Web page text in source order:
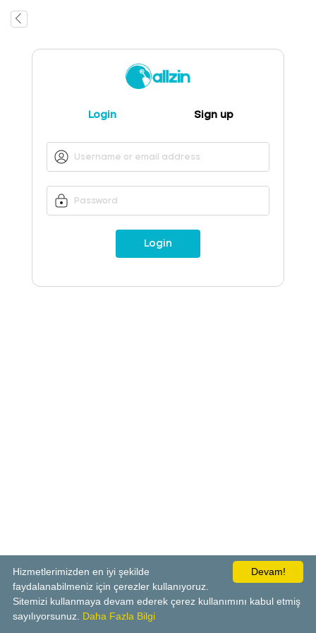
Login Sign up
Login
Devam!
Hizmetlerimizden en iyi şekilde
faydalanabilmeniz için çerezler kullanıyoruz.
Sitemizi kullanmaya devam ederek çerez kullanımını kabul etmiş
sayılıyorsunuz. Daha Fazla Bilgi